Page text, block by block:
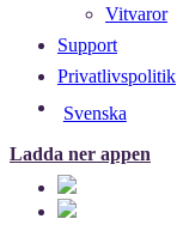
Vitvaror
Support
Privatlivspolitik
Svenska
Ladda ner appen